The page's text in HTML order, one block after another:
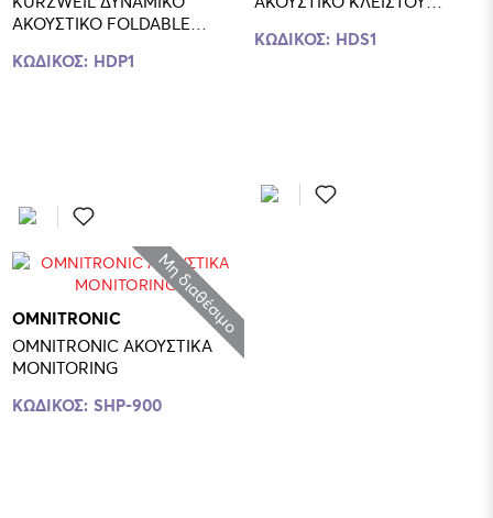
ΑΚΟΥΣΤΙΚΟ FOLDABLE
ΚΩΔΙΚΟΣ: HDP1
ΚΩΔΙΚΟΣ: HDS1
Μη διαθέσιμο
OMNITRONIC
OMNITRONIC ΑΚΟΥΣΤΙΚΑ
MONITORING
ΚΩΔΙΚΟΣ: SHP-900